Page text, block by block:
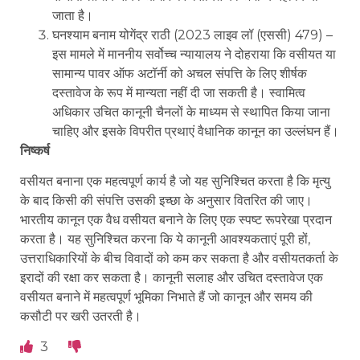
जाता है।
घनश्याम बनाम योगेंद्र राठी (2023 लाइव लॉ (एससी) 479) –
इस मामले में माननीय सर्वोच्च न्यायालय ने दोहराया कि वसीयत या
सामान्य पावर ऑफ अटॉर्नी को अचल संपत्ति के लिए शीर्षक
दस्तावेज के रूप में मान्यता नहीं दी जा सकती है। स्वामित्व
अधिकार उचित कानूनी चैनलों के माध्यम से स्थापित किया जाना
चाहिए और इसके विपरीत प्रथाएं वैधानिक कानून का उल्लंघन हैं।
निष्कर्ष
वसीयत बनाना एक महत्वपूर्ण कार्य है जो यह सुनिश्चित करता है कि मृत्यु
के बाद किसी की संपत्ति उसकी इच्छा के अनुसार वितरित की जाए।
भारतीय कानून एक वैध वसीयत बनाने के लिए एक स्पष्ट रूपरेखा प्रदान
करता है। यह सुनिश्चित करना कि ये कानूनी आवश्यकताएं पूरी हों,
उत्तराधिकारियों के बीच विवादों को कम कर सकता है और वसीयतकर्ता के
इरादों की रक्षा कर सकता है। कानूनी सलाह और उचित दस्तावेज एक
वसीयत बनाने में महत्वपूर्ण भूमिका निभाते हैं जो कानून और समय की
कसौटी पर खरी उतरती है।
3